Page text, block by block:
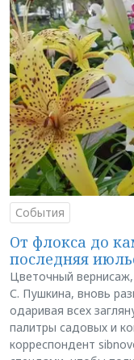
События
От флокса до
последняя
Цветочный
С. Пушкина, вновь
одаривая всех
палитры садовых и
корреспондент